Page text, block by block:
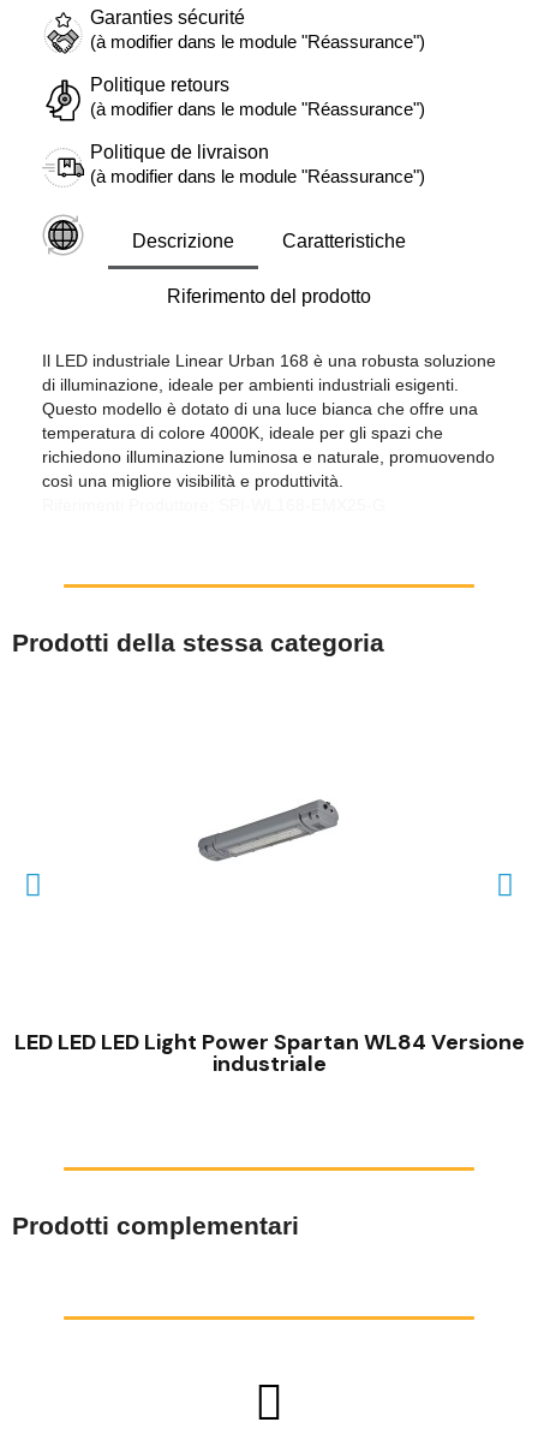
Garanties sécurité
(à modifier dans le module "Réassurance")
Politique retours
(à modifier dans le module "Réassurance")
Politique de livraison
(à modifier dans le module "Réassurance")
Descrizione Caratteristiche
Riferimento del prodotto
Il LED industriale Linear Urban 168 è una robusta soluzione
di illuminazione, ideale per ambienti industriali esigenti.
Questo modello è dotato di una luce bianca che offre una
temperatura di colore 4000K, ideale per gli spazi che
richiedono illuminazione luminosa e naturale, promuovendo
così una migliore visibilità e produttività.
Prodotti della stessa categoria
LED LED LED Light Power Spartan WL84 Versione
industriale
Prodotti complementari